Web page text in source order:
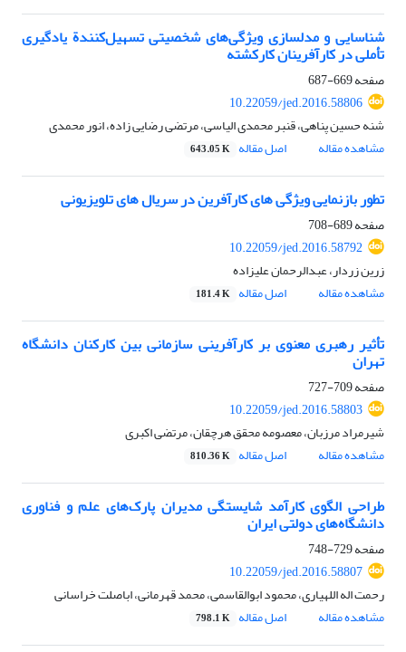
شناسایی و مدلسازی ویژگی‌های شخصیتی تسهیل‌کنندة یادگیری
تأملی در کارآفرینان کارکشته
صفحه669-687
10.22059/jed.2016.58806
شنه حسین پناهی، قنبر محمدی الیاسی، مرتضی رضایی زاده، انور محمدی
مشاهده مقاله
اصل مقاله 643.05 K
تطور بازنمایی ویژگی های کارآفرین در سریال های تلویزیونی
صفحه689-708
10.22059/jed.2016.58792
زرین زردار، عبدالرحمان علیزاده
مشاهده مقاله
اصل مقاله 181.4 K
تأثیر رهبری معنوی بر کارآفرینی سازمانی بین کارکنان دانشگاه
تهران
صفحه709-727
10.22059/jed.2016.58803
شیرمراد مرزبان، معصومه محقق هرچقان، مرتضی اکبری
مشاهده مقاله
اصل مقاله 810.36 K
طراحی الگوی کارآمد شایستگی مدیران پارک‌های علم و فناوری
دانشگاه‌های دولتی ایران
صفحه729-748
10.22059/jed.2016.58807
رحمت اله اللهیاری، محمود ابوالقاسمی، محمد قهرمانی، اباصلت خراسانی
مشاهده مقاله
اصل مقاله 798.1 K